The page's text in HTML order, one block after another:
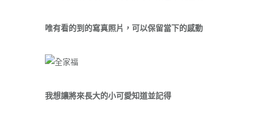
唯有看的到的寫真照片，可以保留當下的感動
我想讓將來長大的小可愛知道並記得